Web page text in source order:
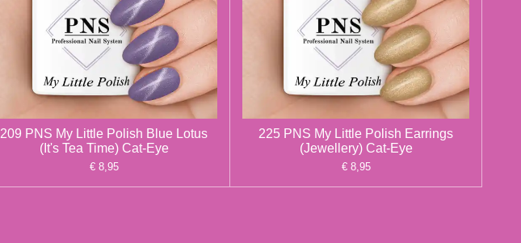
209 PNS My Little Polish Blue Lotus
(It's Tea Time) Cat-Eye
€ 8,95
225 PNS My Little Polish Earrings
(Jewellery) Cat-Eye
€ 8,95